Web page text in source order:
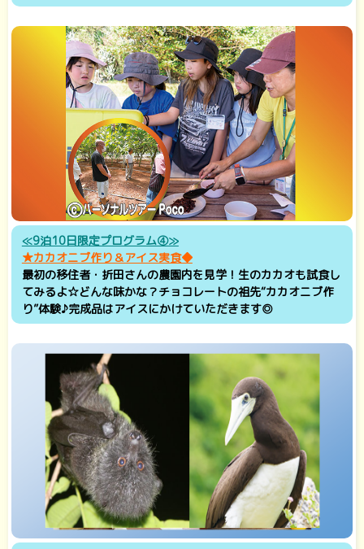
≪9泊10日限定プログラム④≫
★カカオニブ作り＆アイス実食◆
最初の移住者・折田さんの農園内を見学！生のカカオも試食し
てみるよ☆どんな味かな？チョコレートの祖先“カカオニブ作
り”体験♪完成品はアイスにかけていただきます◎